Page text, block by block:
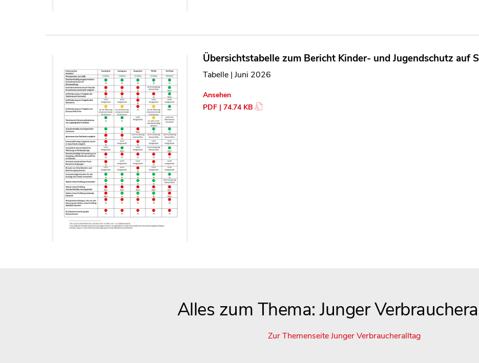
Übersichtstabelle zum Bericht Kinder- und Jugendschutz auf
Tabelle | Juni 2026
Ansehen
PDF | 74.74 KB
Alles zum Thema: Junger
Zur Themenseite Junger Verbraucheralltag